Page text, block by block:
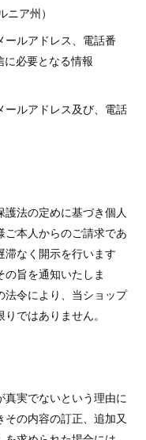
ニア州）
ールアドレス、電話番
に必要となる情報
ールアドレス及び、電話
法の定めに基づき個人
ご本人からのご請求であ
滞なく開示を行います
の旨を通知いたしま
法令により、当ショップ
ではありません。
真実でないという理由に
の内容の訂正、追加又